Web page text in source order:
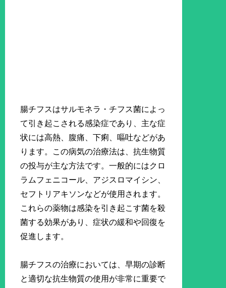
腸チフスはサルモネラ・チフス菌によっ
て引き起こされる感染症であり、主な症
状には高熱、腹痛、下痢、嘔吐などがあ
ります。この病気の治療法は、抗生物質
の投与が主な方法です。一般的にはクロ
ラムフェニコール、アジスロマイシン、
セフトリアキソンなどが使用されます。
これらの薬物は感染を引き起こす菌を殺
菌する効果があり、症状の緩和や回復を
促進します。
腸チフスの治療においては、早期の診断
と適切な抗生物質の使用が非常に重要で